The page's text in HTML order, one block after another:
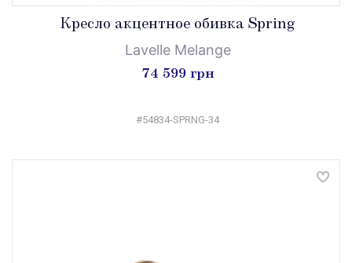
Кресло акцентное обивка Spring
Lavelle Melange
74 599 грн
#54834-SPRNG-34